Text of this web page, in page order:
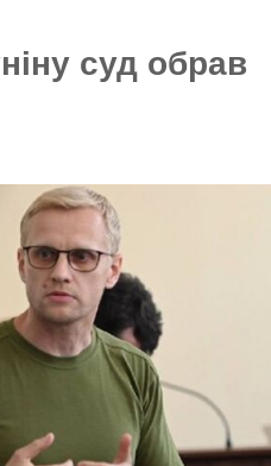
суд обрав